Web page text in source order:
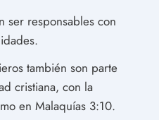
ser responsables con
también son parte
cristiana, con la
en Malaquías 3:10.